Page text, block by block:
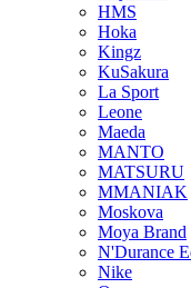
HMS
Hoka
Kingz
KuSakura
La Sport
Leone
Maeda
MANTO
MATSURU
MMANIAK
Moskova
Moya Brand
N'Durance
Nike